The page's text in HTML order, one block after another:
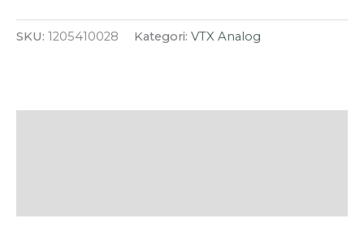
SKU: 1205410028 Kategori: VTX Analog